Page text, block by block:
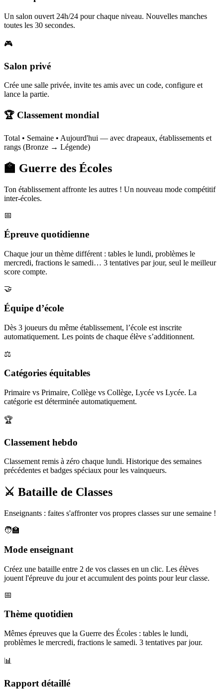
Un salon ouvert 24h/24 pour chaque niveau. Nouvelles manches
toutes les 30 secondes.
🎮
Salon privé
Crée une salle privée, invite tes amis avec un code, configure et
lance la partie.
🏆 Classement mondial
Total • Semaine • Aujourd'hui — avec drapeaux, établissements et
rangs (Bronze → Légende)
🏫 Guerre des Écoles
Ton établissement affronte les autres ! Un nouveau mode compétitif
inter-écoles.
📅
Épreuve quotidienne
Chaque jour un thème différent : tables le lundi, problèmes le
mercredi, fractions le samedi… 3 tentatives par jour, seul le meilleur
score compte.
🤝
Équipe d’école
Dès 3 joueurs du même établissement, l’école est inscrite
automatiquement. Les points de chaque élève s’additionnent.
⚖️
Catégories équitables
Primaire vs Primaire, Collège vs Collège, Lycée vs Lycée. La
catégorie est déterminée automatiquement.
🏆
Classement hebdo
Classement remis à zéro chaque lundi. Historique des semaines
précédentes et badges spéciaux pour les vainqueurs.
⚔️ Bataille de Classes
Enseignants : faites s'affronter vos propres classes sur une semaine !
🧑‍🏫
Mode enseignant
Créez une bataille entre 2 de vos classes en un clic. Les élèves
jouent l'épreuve du jour et accumulent des points pour leur classe.
📅
Thème quotidien
Mêmes épreuves que la Guerre des Écoles : tables le lundi,
problèmes le mercredi, fractions le samedi. 3 tentatives par jour.
📊
Rapport détaillé